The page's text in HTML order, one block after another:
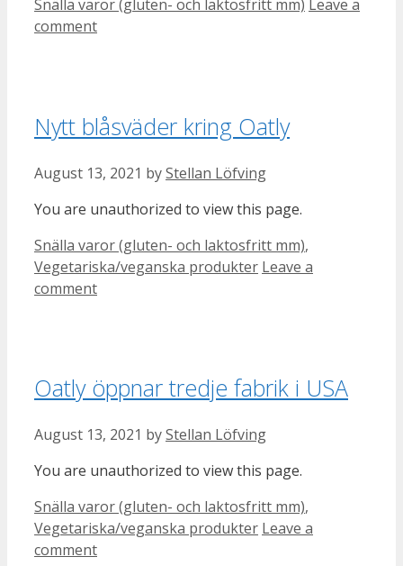
Snälla varor (gluten- och laktosfritt mm) Leave a
comment
Nytt blåsväder kring Oatly
August 13, 2021 byStellan Löfving
You are unauthorized to view this page.
Categories
Snälla varor (gluten- och laktosfritt mm),
Vegetariska/veganska produkter Leave a
comment
Oatly öppnar tredje fabrik i USA
August 13, 2021 byStellan Löfving
You are unauthorized to view this page.
Categories
Snälla varor (gluten- och laktosfritt mm),
Vegetariska/veganska produkter Leave a
comment